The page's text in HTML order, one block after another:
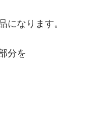
になります。
分を